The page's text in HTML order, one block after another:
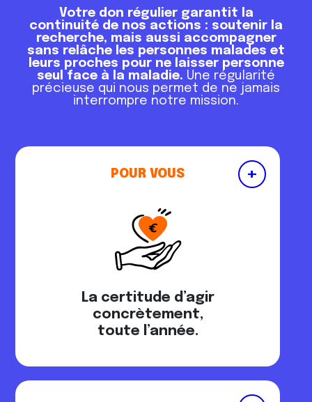
Votre don régulier garantit la
continuité de nos actions : soutenir la
recherche, mais aussi accompagner
sans relâche les personnes malades et
leurs proches pour ne laisser personne
seul face à la maladie. Une régularité
précieuse qui nous permet de ne jamais
interrompre notre mission.
+
POUR VOUS
La certitude d’agir
concrètement,
toute l’année.
et pouvez modifier ou arrêter à